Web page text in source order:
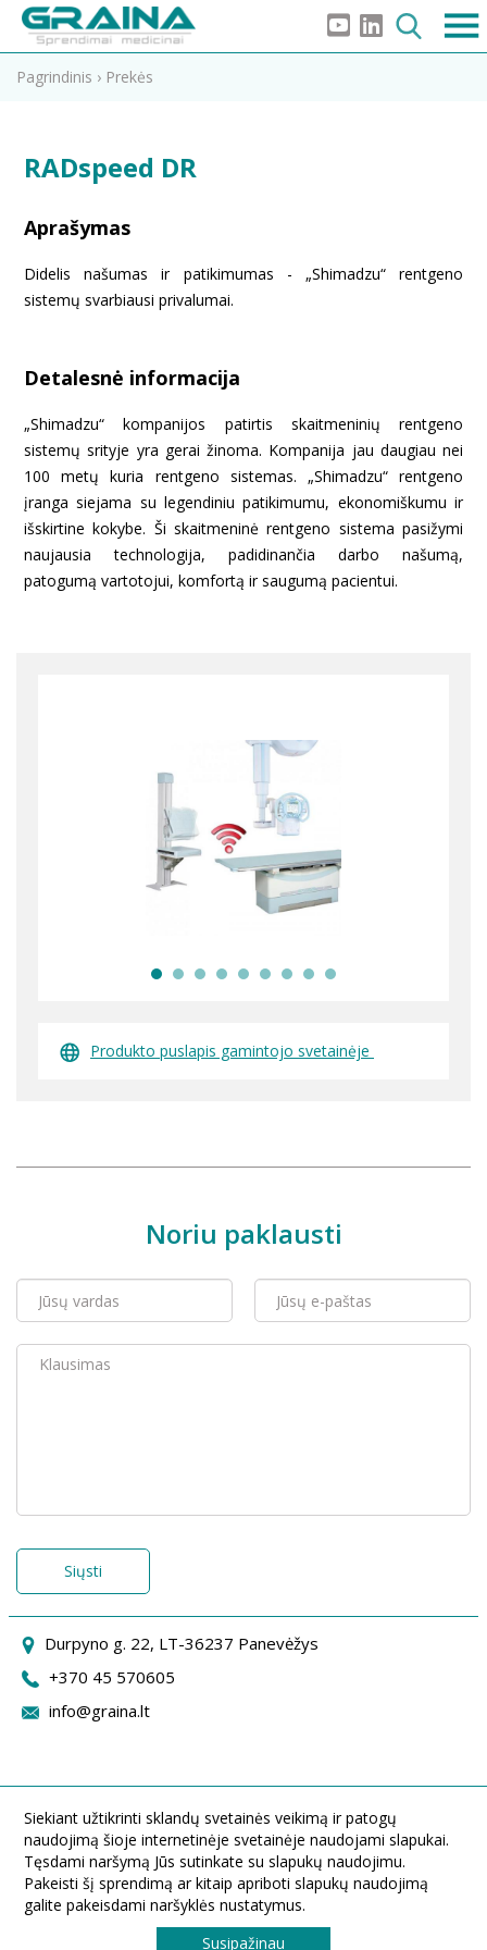
Pagrindinis › Prekės
RADspeed DR
Aprašymas
Didelis našumas ir patikimumas - „Shimadzu“ rentgeno
sistemų svarbiausi privalumai.
Detalesnė informacija
„Shimadzu“ kompanijos patirtis skaitmeninių rentgeno
sistemų srityje yra gerai žinoma. Kompanija jau daugiau nei
100 metų kuria rentgeno sistemas. „Shimadzu“ rentgeno
įranga siejama su legendiniu patikimumu, ekonomiškumu ir
išskirtine kokybe. Ši skaitmeninė rentgeno sistema pasižymi
naujausia technologija, padidinančia darbo našumą,
patogumą vartotojui, komfortą ir saugumą pacientui.
Produkto puslapis gamintojo svetainėje
Noriu paklausti
Siųsti
Durpyno g. 22, LT-36237 Panevėžys
+370 45 570605
info@graina.lt
Siekiant užtikrinti sklandų svetainės veikimą ir patogų
naudojimą šioje internetinėje svetainėje naudojami slapukai.
Tęsdami naršymą Jūs sutinkate su slapukų naudojimu.
Pakeisti šį sprendimą ar kitaip apriboti slapukų naudojimą
galite pakeisdami naršyklės nustatymus.
Susipažinau